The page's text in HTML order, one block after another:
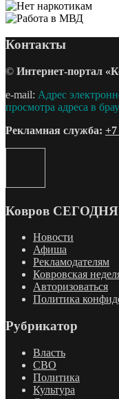
Контакты
© Интернет-портал
e-mail: Адрес
просмотра адреса в
Рекламная служба: +7
Ковров СЕГОДНЯ
Новости
Афиша
Рекламодателям
Ковровская
Авторизоваться
Политика
Рубрикатор
Власть
СВО
Политика
Культура